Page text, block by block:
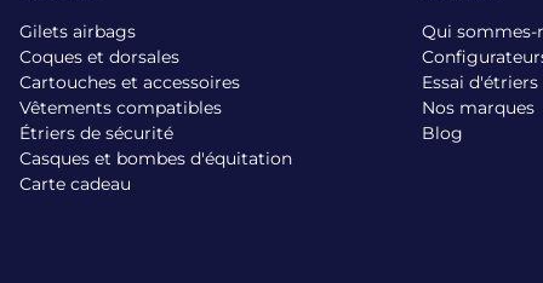
Gilets airbags
Coques et dorsales
Cartouches et accessoires
Vêtements compatibles
Étriers de sécurité
Casques et bombes d'équitation
Carte cadeau
Qui sommes-
Essai d'étriers
Nos marques
Blog